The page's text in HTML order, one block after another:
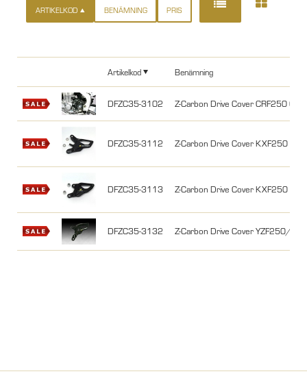
ARTIKELKOD BENÄMNING PRIS
Artikelkod Benämning
DFZC35-3102 Z-Carbon Drive Cover CRF250
DFZC35-3112 Z-Carbon Drive Cover KXF250 04-
DFZC35-3113 Z-Carbon Drive Cover KXF250
DFZC35-3132 Z-Carbon Drive Cover YZF250/